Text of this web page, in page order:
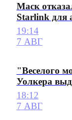
Маск
Starlink для
19:14
7 АВГ
"Веселого
Уолкера
18:12
7 АВГ